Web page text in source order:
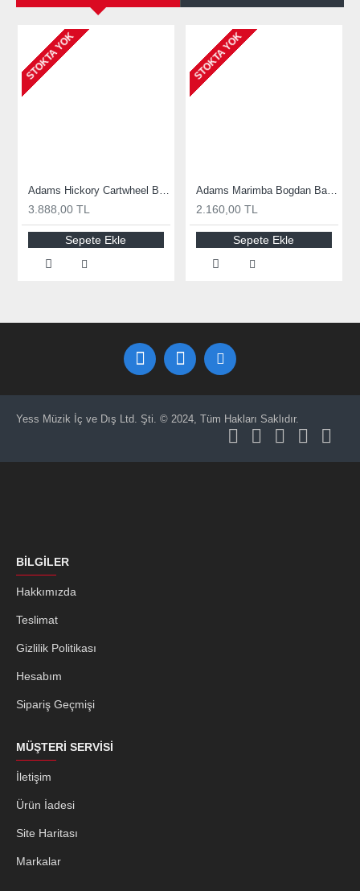
STOKTA YOK
Adams Hickory Cartwheel Bright Classic 2 Mallet MLCD2
3.888,00 TL
Sepete Ekle
STOKTA YOK
Adams Marimba Bogdan Bacanu (maple) medium Mallet M140
2.160,00 TL
Sepete Ekle
Yess Müzik İç ve Dış Ltd. Şti. © 2024, Tüm Hakları Saklıdır.
BILGILER
Hakkımızda
Teslimat
Gizlilik Politikası
Hesabım
Sipariş Geçmişi
MÜŞTERI SERVISI
İletişim
Ürün İadesi
Site Haritası
Markalar